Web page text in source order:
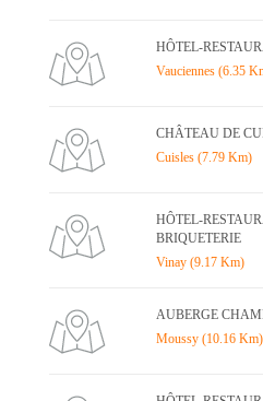
HÔTEL-
Vauciennes (6.35
CHÂTEAU DE
Cuisles (7.79 Km)
HÔTEL-
BRIQUETERIE
Vinay (9.17 Km)
AUBERGE
Moussy (10.16 Km)